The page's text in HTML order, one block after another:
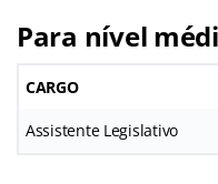
Para nível
CARGO
Assistente Legislativo